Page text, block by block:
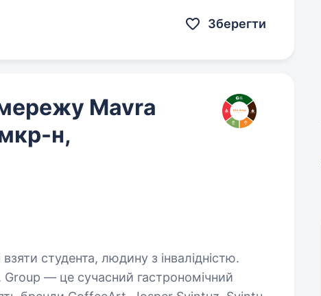
Зберегти
Mavra
н,
студента, людину з інвалідністю.